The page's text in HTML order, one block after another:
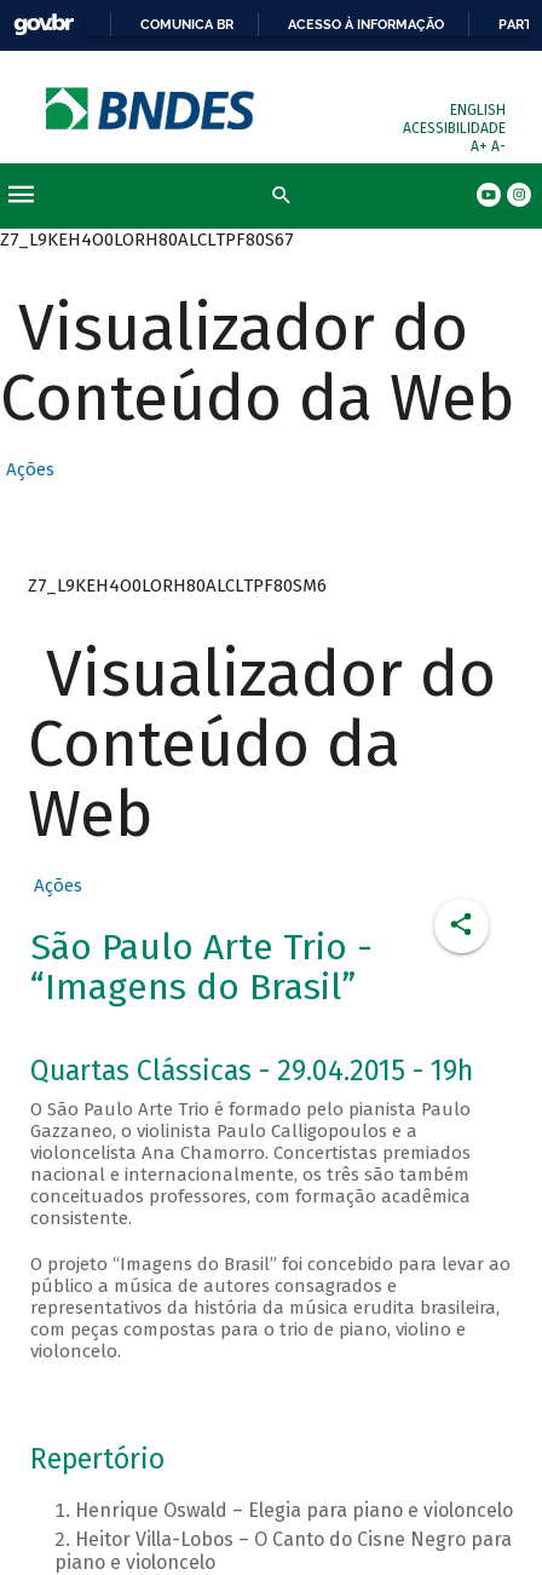
COMUNICA BR ACESSO À INFORMAÇÃO
ENGLISH
ACESSIBILIDADE
A+ A-
Z7_L9KEH4O0LORH80ALCLTPF80S67
Visualizador do
Conteúdo da Web
Ações
Z7_L9KEH4O0LORH80ALCLTPF80SM6
Visualizador do
Conteúdo da
Web
Ações
São Paulo Arte Trio -
“Imagens do Brasil”
Quartas Clássicas - 29.04.2015 - 19h
O São Paulo Arte Trio é formado pelo pianista Paulo
Gazzaneo, o violinista Paulo Calligopoulos e a
violoncelista Ana Chamorro. Concertistas premiados
nacional e internacionalmente, os três são também
conceituados professores, com formação acadêmica
consistente.
O projeto “Imagens do Brasil” foi concebido para levar ao
público a música de autores consagrados e
representativos da história da música erudita brasileira,
com peças compostas para o trio de piano, violino e
violoncelo.
Repertório
Henrique Oswald – Elegia para piano e violoncelo
Heitor Villa-Lobos – O Canto do Cisne Negro para
piano e violoncelo